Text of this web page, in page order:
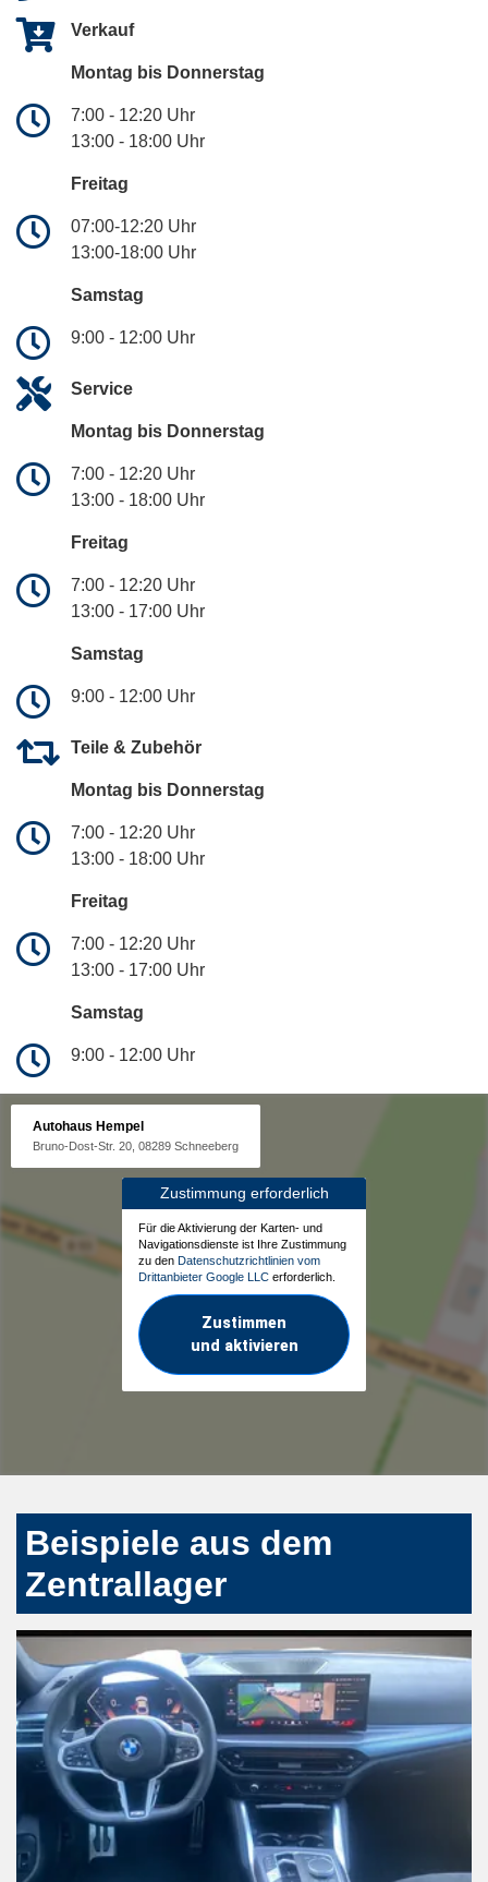
Verkauf
Montag bis Donnerstag
7:00 - 12:20 Uhr
13:00 - 18:00 Uhr
Freitag
07:00-12:20 Uhr
13:00-18:00 Uhr
Samstag
9:00 - 12:00 Uhr
Service
Montag bis Donnerstag
7:00 - 12:20 Uhr
13:00 - 18:00 Uhr
Freitag
7:00 - 12:20 Uhr
13:00 - 17:00 Uhr
Samstag
9:00 - 12:00 Uhr
Teile & Zubehör
Montag bis Donnerstag
7:00 - 12:20 Uhr
13:00 - 18:00 Uhr
Freitag
7:00 - 12:20 Uhr
13:00 - 17:00 Uhr
Samstag
9:00 - 12:00 Uhr
Autohaus Hempel
Bruno-Dost-Str. 20, 08289 Schneeberg
Zustimmung erforderlich
Für die Aktivierung der Karten- und
Navigationsdienste ist Ihre Zustimmung
zu den Datenschutzrichtlinien vom
Drittanbieter Google LLC erforderlich.
Zustimmen
und aktivieren
Beispiele aus dem
Zentrallager